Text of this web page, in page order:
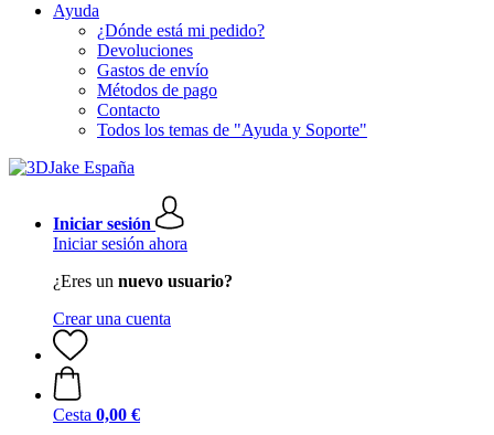
Ayuda
¿Dónde está mi pedido?
Devoluciones
Gastos de envío
Métodos de pago
Contacto
Todos los temas de "Ayuda y Soporte"
Iniciar sesión
Iniciar sesión ahora
¿Eres un nuevo usuario?
Crear una cuenta
Cesta 0,00 €